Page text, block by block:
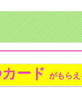
ード がもらえ